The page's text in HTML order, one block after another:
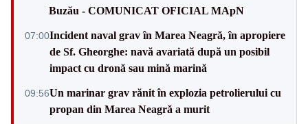
Buzău - COMUNICAT OFICIAL MApN
07:00Incident naval grav în Marea Neagră, în apropiere
de Sf. Gheorghe: navă avariată după un posibil
impact cu dronă sau mină marină
09:56Un marinar grav rănit în explozia petrolierului cu
propan din Marea Neagră a murit